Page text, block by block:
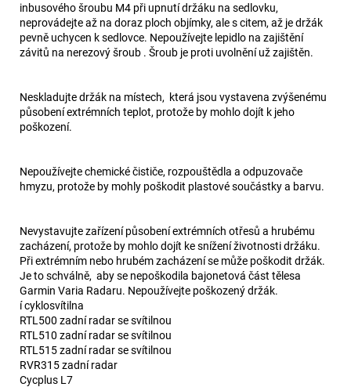
inbusového šroubu M4 při upnutí držáku na sedlovku,
neprovádejte až na doraz ploch objímky, ale s citem, až je držák
pevně uchycen k sedlovce. Nepoužívejte lepidlo na zajištění
závitů na nerezový šroub . Šroub je proti uvolnění už zajištěn.
Neskladujte držák na místech, která jsou vystavena zvýšenému
působení extrémních teplot, protože by mohlo dojít k jeho
poškození.
Nepoužívejte chemické čističe, rozpouštědla a odpuzovače
hmyzu, protože by mohly poškodit plastové součástky a barvu.
Nevystavujte zařízení působení extrémních otřesů a hrubému
zacházení, protože by mohlo dojít ke snížení životnosti držáku.
Při extrémním nebo hrubém zacházení se může poškodit držák.
Je to schválně, aby se nepoškodila bajonetová část tělesa
Garmin Varia Radaru. Nepoužívejte poškozený držák.
í cyklosvítilna
RTL500 zadní radar se svítilnou
RTL510 zadní radar se svítilnou
RTL515 zadní radar se svítilnou
RVR315 zadní radar
Cycplus L7